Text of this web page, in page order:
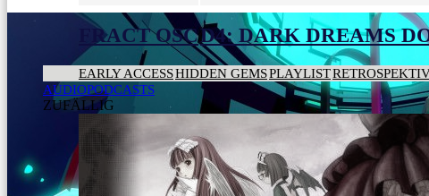
FRACT OSCD4: DARK DREAMS
EARLY ACCESSHIDDEN GEMSPLAYLIST
AUDIOPODCASTS
ZUFÄLLIG